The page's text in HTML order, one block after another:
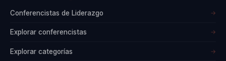
Conferencistas de Liderazgo →
Explorar conferencistas →
Explorar categorías →